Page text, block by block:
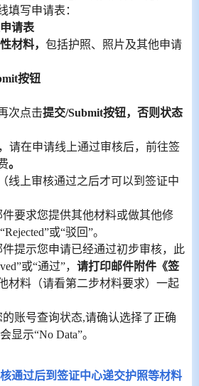
填写申请表：
请表
材料， 包括护照、照片及其他申请
按钮
次点击提交/Submit按钮，否则状态
请在申请线上通过审核后，前往签
。
线上审核通过之后才可以到签证中
要求您提供其他材料或做其他修
“Rejected”或“驳回”。
提示您申请已经通过初步审核，此
”或“通过”， 请打印邮件附件《签
材料（请看第二步材料要求）一起
账号查询状态,请确认选择了正确
显示“No Data”。
通过后到签证中心递交护照等材料